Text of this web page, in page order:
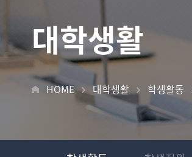
대학생활
HOME 대학생활 학생활동